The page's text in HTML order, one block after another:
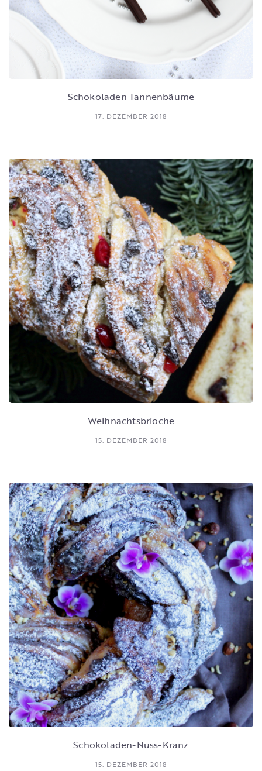
Schokoladen Tannenbäume
17. DEZEMBER 2018
Weihnachtsbrioche
15. DEZEMBER 2018
Schokoladen-Nuss-Kranz
15. DEZEMBER 2018